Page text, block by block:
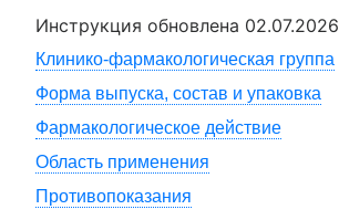
Инструкция обновлена 02.07.2026
Клинико-фармакологическая группа
Форма выпуска, состав и упаковка
Фармакологическое действие
Область применения
Противопоказания